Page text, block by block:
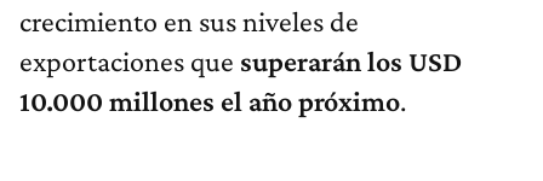
crecimiento en sus niveles de
exportaciones que superarán los USD
10.000 millones el año próximo.